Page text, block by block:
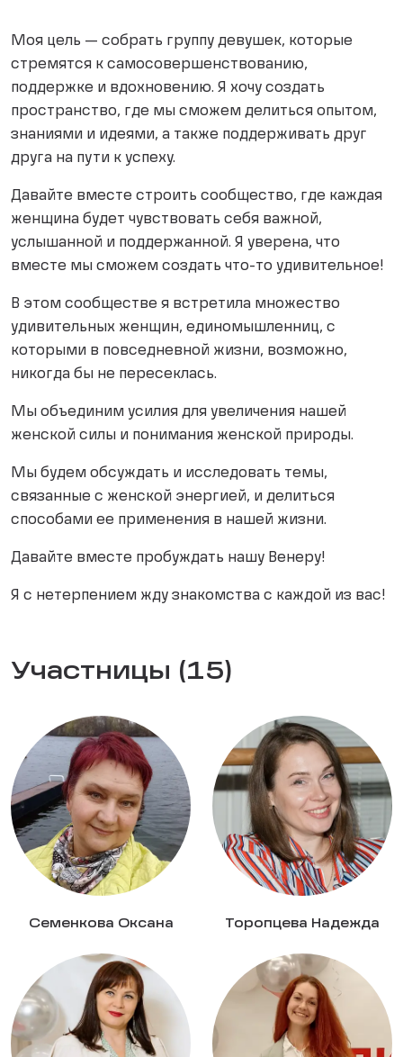
Моя цель — собрать группу девушек, которые
стремятся к самосовершенствованию,
поддержке и вдохновению. Я хочу создать
пространство, где мы сможем делиться опытом,
знаниями и идеями, а также поддерживать друг
друга на пути к успеху.
Давайте вместе строить сообщество, где каждая
женщина будет чувствовать себя важной,
услышанной и поддержанной. Я уверена, что
вместе мы сможем создать что-то удивительное!
В этом сообществе я встретила множество
удивительных женщин, единомышленниц, с
которыми в повседневной жизни, возможно,
никогда бы не пересеклась.
Мы объединим усилия для увеличения нашей
женской силы и понимания женской природы.
Мы будем обсуждать и исследовать темы,
связанные с женской энергией, и делиться
способами ее применения в нашей жизни.
Давайте вместе пробуждать нашу Венеру!
Я с нетерпением жду знакомства с каждой из вас!
Участницы (15)
Семенкова Оксана Торопцева Надежда